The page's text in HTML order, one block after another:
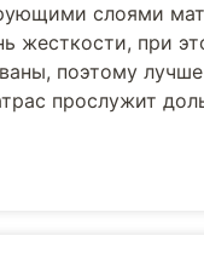
слоями
жесткости, при
поэтому
прослужит